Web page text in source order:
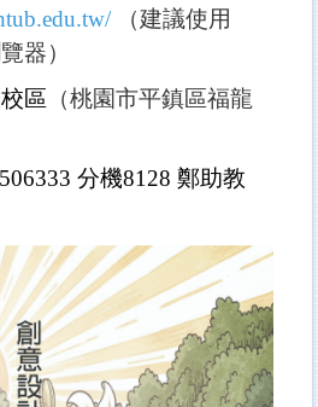
（建議使用
器）
區 （桃園市平鎮區福龍
分機8128 鄭助教